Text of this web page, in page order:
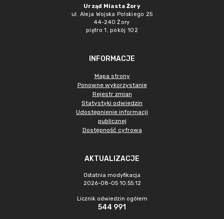
Urząd Miasta Żory
ul. Aleja Wojska Polskiego 25
44-240 Żory
piętro 1, pokój 102
INFORMACJE
Mapa strony
Ponowne wykorzystanie
Rejestr zmian
Statystyki odwiedzin
Udostępnienie informacji
publicznej
Dostępność cyfrowa
AKTUALIZACJE
Ostatnia modyfikacja
2026-08-05 10:55:12
Licznik odwiedzin ogółem
544 991